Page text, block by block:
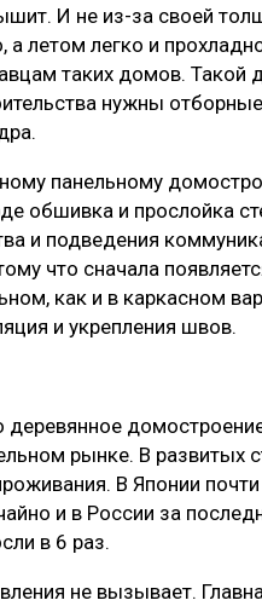
И не из-за своей
а летом легко и
таких домов. Такой
нужны
панельному
обшивка и прослойка
и подведения
что сначала
как и в каркасном
и укрепления швов.
рынке. В развитых
В Японии
и в России за
в 6 раз.
не вызывает.